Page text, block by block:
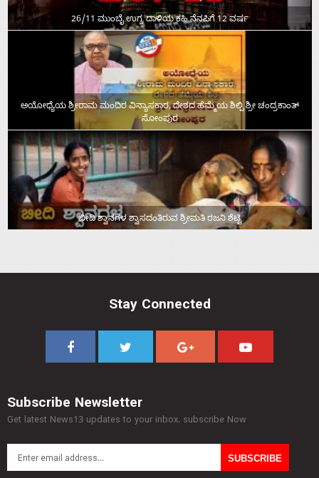
26/11 ಮುಂಬೈ ಉಗ್ರ ದಾಳಿಯ ಕಹಿ ನೆನಪಿಗೆ 12 ವರ್ಷ
ಅಯೋಧ್ಯೆಯ ಶ್ರೀರಾಮ ಮಂದಿರ ವಿನ್ಯಾಸಕಾರ, ದೇಶದ ಹೆಮ್ಮೆಯ ಶಿಲ್ಪಿ ಶ್ರೀ ಚಂದ್ರಕಾಂತ್‌
ಸೋಂಪುರ
ಬೀದಿ ಶ್ವಾನಗಳ ಶ್ವಾಸದಂತಿರುವ ಶ್ರೀಮತಿ ರಜನಿ ಶೆಟ್ಟಿ
Stay Connected
Subscribe Newsletter
Get latest News13 updates to your inbox. subscribe Now